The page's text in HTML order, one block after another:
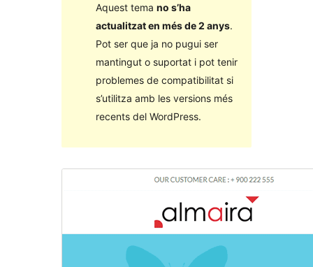
Aquest tema no s’ha
actualitzat en més de 2 anys.
Pot ser que ja no pugui ser
mantingut o suportat i pot tenir
problemes de compatibilitat si
s’utilitza amb les versions més
recents del WordPress.